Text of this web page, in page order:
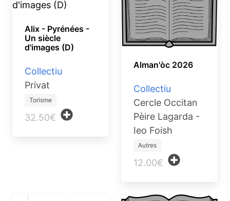
Alix - Pyrénées -
Un siècle
d'images (D)
Collectiu
Privat
Torisme
32.50€
Alman'òc 2026
Collectiu
Cercle Occitan
Pèire Lagarda -
Ieo Foish
Autres
12.00€